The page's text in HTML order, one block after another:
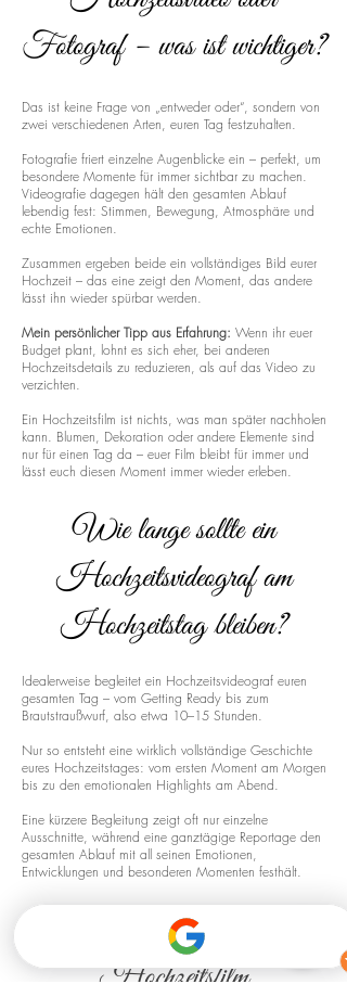
Fotograf – was ist wichtiger?
Das ist keine Frage von „entweder oder“, sondern von
zwei verschiedenen Arten, euren Tag festzuhalten.
Fotografie friert einzelne Augenblicke ein – perfekt, um
besondere Momente für immer sichtbar zu machen.
Videografie dagegen hält den gesamten Ablauf
lebendig fest: Stimmen, Bewegung, Atmosphäre und
echte Emotionen.
Zusammen ergeben beide ein vollständiges Bild eurer
Hochzeit – das eine zeigt den Moment, das andere
lässt ihn wieder spürbar werden.
Mein persönlicher Tipp aus Erfahrung: Wenn ihr euer
Budget plant, lohnt es sich eher, bei anderen
Hochzeitsdetails zu reduzieren, als auf das Video zu
verzichten.
Ein Hochzeitsfilm ist nichts, was man später nachholen
kann. Blumen, Dekoration oder andere Elemente sind
nur für einen Tag da – euer Film bleibt für immer und
lässt euch diesen Moment immer wieder erleben.
Wie lange sollte ein
Hochzeitsvideograf am
Hochzeitstag bleiben?
Idealerweise begleitet ein Hochzeitsvideograf euren
gesamten Tag – vom Getting Ready bis zum
Brautstraußwurf, also etwa 10–15 Stunden.
Nur so entsteht eine wirklich vollständige Geschichte
eures Hochzeitstages: vom ersten Moment am Morgen
bis zu den emotionalen Highlights am Abend.
Eine kürzere Begleitung zeigt oft nur einzelne
Ausschnitte, während eine ganztägige Reportage den
gesamten Ablauf mit all seinen Emotionen,
Entwicklungen und besonderen Momenten festhält.
Drohnenaufnahmen für euren